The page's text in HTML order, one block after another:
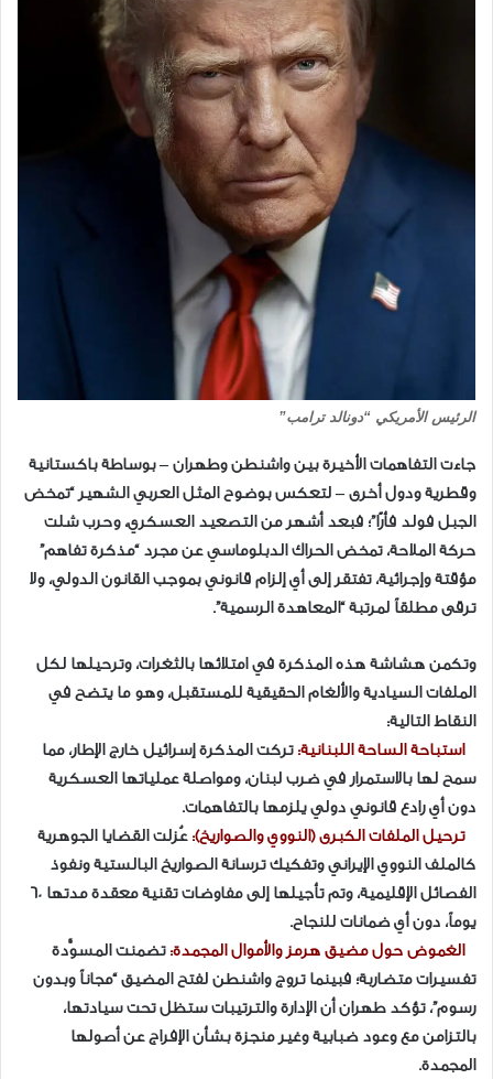
الرئيس الأمريكي “دونالد ترامب”
​جاءت التفاهمات الأخيرة بين واشنطن وطهران – بوساطة باكستانية
وقطرية ودول أخرى – لتعكس بوضوح المثل العربي الشهير “تمخض
الجبل فولد فأرًا”؛ فبعد أشهر من التصعيد العسكري، وحرب شلت
حركة الملاحة، تمخض الحراك الدبلوماسي عن مجرد “مذكرة تفاهم”
مؤقتة وإجرائية، تفتقر إلى أي إلزام قانوني بموجب القانون الدولي، ولا
ترقى مطلقاً لمرتبة “المعاهدة الرسمية”.
​وتكمن هشاشة هذه المذكرة في امتلائها بالثغرات، وترحيلها لكل
الملفات السيادية والألغام الحقيقية للمستقبل، وهو ما يتضح في
النقاط التالية:
​استباحة الساحة اللبنانية: تركت المذكرة إسرائيل خارج الإطار، مما
سمح لها بالاستمرار في ضرب لبنان، ومواصلة عملياتها العسكرية
دون أي رادع قانوني دولي يلزمها بالتفاهمات.
​ترحيل الملفات الكبرى (النووي والصواريخ): عُزلت القضايا الجوهرية
كالملف النووي الإيراني وتفكيك ترسانة الصواريخ البالستية ونفوذ
الفصائل الإقليمية، وتم تأجيلها إلى مفاوضات تقنية معقدة مدتها 60
يوماً، دون أي ضمانات للنجاح.
​الغموض حول مضيق هرمز والأموال المجمدة: تضمنت المسوَّدة
تفسيرات متضاربة؛ فبينما تروج واشنطن لفتح المضيق “مجاناً وبدون
رسوم”، تؤكد طهران أن الإدارة والترتيبات ستظل تحت سيادتها،
بالتزامن مع وعود ضبابية وغير منجزة بشأن الإفراج عن أصولها
المجمدة.